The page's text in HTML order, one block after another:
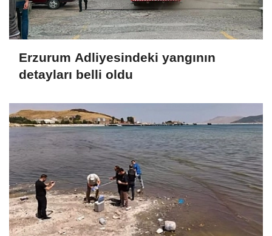
Erzurum Adliyesindeki yangının
detayları belli oldu